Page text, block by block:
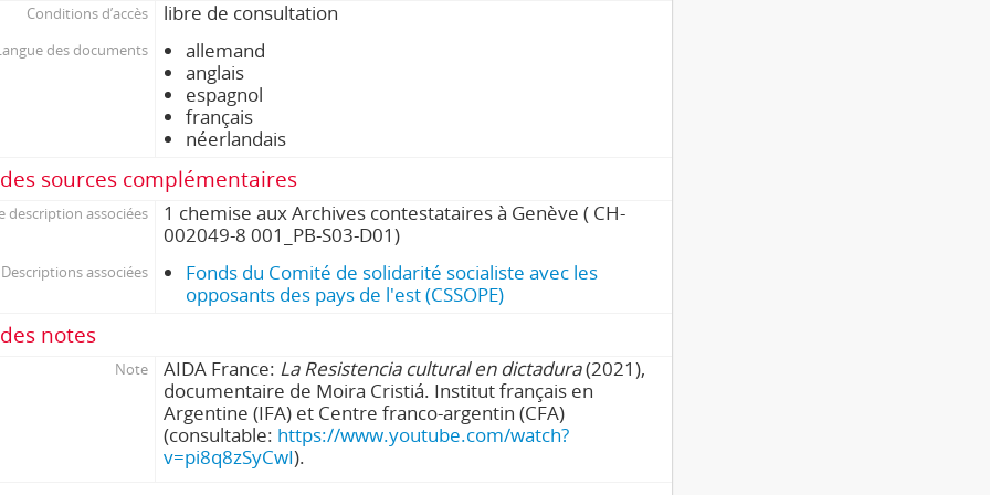
Conditions d’accès libre de consultation
des documents
allemand
anglais
espagnol
français
néerlandais
sources complémentaires
description associées
1 chemise aux Archives contestataires à Genève ( CH-
002049-8 001_PB-S03-D01)
Descriptions associées
Fonds du Comité de solidarité socialiste avec les
opposants des pays de l'est (CSSOPE)
notes
Note AIDA France: La Resistencia cultural en dictadura(2021),
documentaire de Moira Cristiá. Institut français en
Argentine (IFA) et Centre franco-argentin (CFA)
(consultable: https://www.youtube.com/watch?
v=pi8q8zSyCwI).